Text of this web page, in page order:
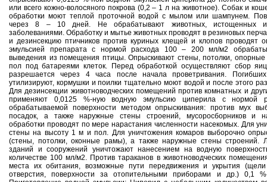
или всего кожно-волосяного покрова (0,2 – 1 л на животное). Собак и
обработки моют теплой проточной водой с мылом или шампунем.
через 8 – 10 дней. Не обрабатывают животных, истощенных и
заболеваниями. Обработку и мытье животных проводят в резиновых
и дезинсекцию птичников против куриных клещей и клопов проводят
эмульсией препарата с нормой расхода 100 – 200 мл/м2
выведения из помещения птицы. Опрыскивают стены, потолки,
пол под батареями клеток. Перед обработкой осуществляют сбор
разрешается через 4 часа после начала проветривания.
утилизируют, кормушки и поилки тщательно моют водой и после этого
Для дезинсекции животноводческих помещений против комнатных и
применяют 0,0125 %-ную водную эмульсию циперила с
обрабатываемой поверхности методом опрыскивания: против мух
посадок, а также наружные стены строений, мусоросборников и
обработки проводят по мере нарастания численности насекомых. Для
стены на высоту 1 м и пол. Для уничтожения комаров выборочно
(стены, потолки, оконные рамы), а также наружные стены строений.
зданий и сооружений уничтожают нанесением на водную
количестве 100 мл/м2. Против тараканов в животноводческих
места их обитания, возможные пути передвижения и укрытия
отверстия, поверхности за отопительными приборами и др.) 0,1